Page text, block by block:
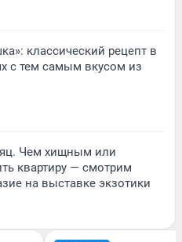
классический рецепт в
с тем самым вкусом из
Чем хищным или
квартиру — смотрим
на выставке экзотики